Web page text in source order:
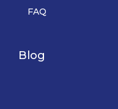
FAQ
Blog